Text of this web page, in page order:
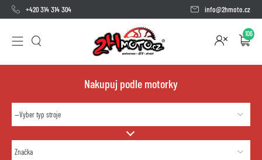
+420 314 314 304 info@2hmoto.cz
106
Nakupuj podle motorky